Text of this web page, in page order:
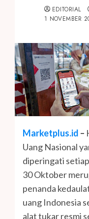
EDITORIAL
1 NOVEMBER
Marketplus.id –
Uang Nasional
diperingati
30 Oktober
penanda
uang Indonesia
alat tukar resmi